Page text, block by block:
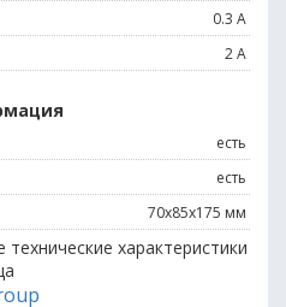
0.3 A
2 A
есть
есть
70x85x175 мм
характеристики